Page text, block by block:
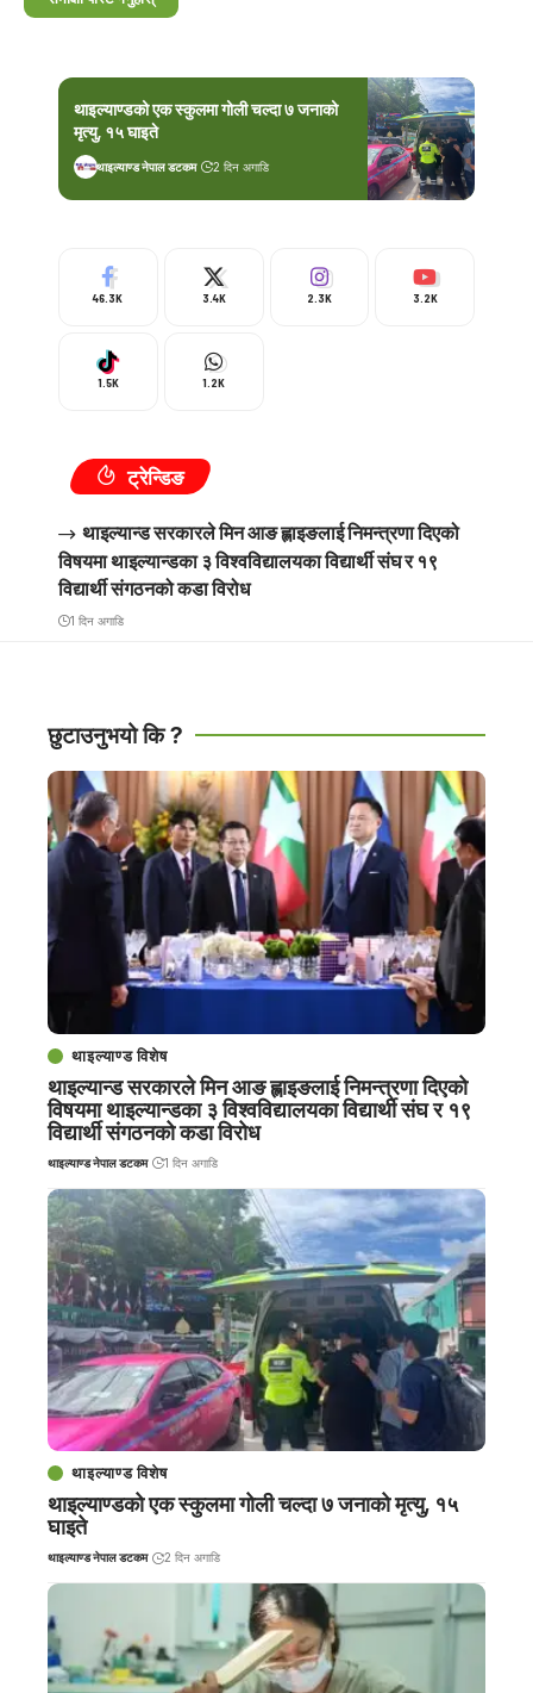
थाइल्याण्डको एक स्कुलमा गोली चल्दा ७ जनाको
मृत्यु, १५ घाइते
थाइल्याण्ड नेपाल डटकम 2 दिन अगाडि
46.3K 3.4K 2.3K 3.2K
1.5K 1.2K
ट्रेन्डिङ
थाइल्यान्ड सरकारले मिन आङ ह्लाइङलाई निमन्त्रणा दिएको
विषयमा थाइल्यान्डका ३ विश्वविद्यालयका विद्यार्थी संघ र १९
विद्यार्थी संगठनको कडा विरोध
1 दिन अगाडि
छुटाउनुभयो कि ?
थाइल्याण्ड विशेष
थाइल्यान्ड सरकारले मिन आङ ह्लाइङलाई निमन्त्रणा दिएको
विषयमा थाइल्यान्डका ३ विश्वविद्यालयका विद्यार्थी संघ र १९
विद्यार्थी संगठनको कडा विरोध
थाइल्याण्ड नेपाल डटकम 1 दिन अगाडि
थाइल्याण्ड विशेष
थाइल्याण्डको एक स्कुलमा गोली चल्दा ७ जनाको मृत्यु, १५
घाइते
थाइल्याण्ड नेपाल डटकम 2 दिन अगाडि